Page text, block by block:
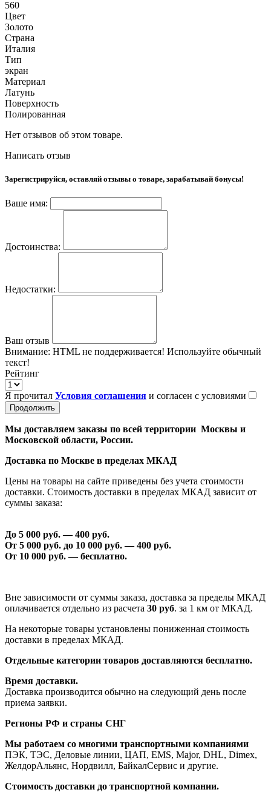
560
Цвет
Золото
Страна
Италия
Тип
экран
Материал
Латунь
Поверхность
Полированная
Нет отзывов об этом товаре.
Написать отзыв
Зарегистрируйся, оставляй отзывы о товаре, зарабатывай бонусы!
Ваше имя:
Достоинства:
Недостатки:
Ваш отзыв
Внимание: HTML не поддерживается! Используйте обычный
текст!
Рейтинг
Я прочитал Условия соглашения и согласен с условиями
Продолжить
Мы доставляем заказы по всей территории Москвы и
Московской области, России.
Доставка по Москве в пределах МКАД
Цены на товары на сайте приведены без учета стоимости
доставки. Стоимость доставки в пределах МКАД зависит от
суммы заказа:
До 5 000 руб. —400 руб.
От 5 000 руб. до 10 000 руб. —400 руб.
От 10 000 руб. — бесплатно.
Вне зависимости от суммы заказа, доставка за пределы МКАД
оплачивается отдельно из расчета 30 руб. за 1 км от МКАД.
На некоторые товары установлены пониженная стоимость
доставки в пределах МКАД.
Отдельные категории товаров доставляются бесплатно.
Время доставки.
Доставка производится обычно на следующий день после
приема заявки.
Регионы РФ и страны СНГ
Мы работаем со многими транспортными компаниями
ПЭК, ТЭС, Деловые линии, ЦАП, EMS, Major, DHL, Dimex,
ЖелдорАльянс, Нордвилл, БайкалСервис и другие.
Стоимость доставки до транспортной компании.